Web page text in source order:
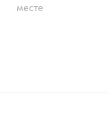
месте